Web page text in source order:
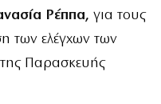
Ρέππα, για τους
των ελέγχων των
Παρασκευής